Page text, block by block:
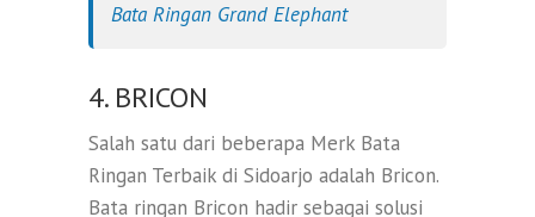
Bata Ringan Grand Elephant
4. BRICON
Salah satu dari beberapa Merk Bata
Ringan Terbaik di Sidoarjo adalah Bricon.
Bata ringan Bricon hadir sebagai solusi